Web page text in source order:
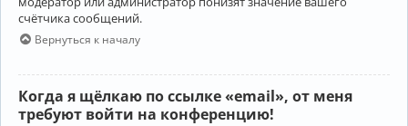
счётчика сообщений.
Вернуться к началу
Когда я щёлкаю по ссылке «email», от меня
требуют войти на конференцию!